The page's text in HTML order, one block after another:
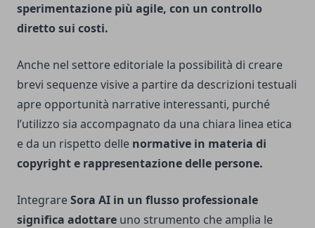
sperimentazione più agile, con un controllo
diretto sui costi.
Anche nel settore editoriale la possibilità di creare
brevi sequenze visive a partire da descrizioni testuali
apre opportunità narrative interessanti, purché
l’utilizzo sia accompagnato da una chiara linea etica
e da un rispetto delle normative in materia di
copyright e rappresentazione delle persone.
IntegrareSora AI in un flusso professionale
significa adottare uno strumento che amplia le